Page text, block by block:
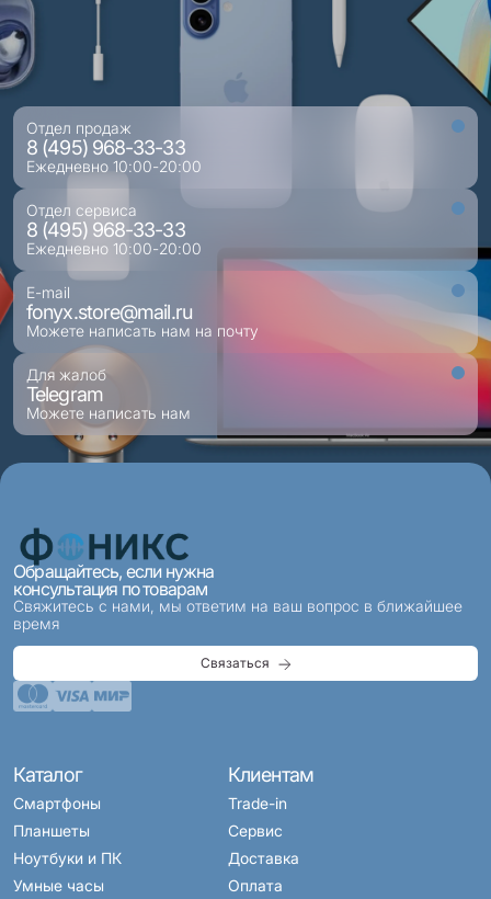
Отдел продаж
8 (495) 968-33-33
Ежедневно 10:00-20:00
Отдел сервиса
8 (495) 968-33-33
Ежедневно 10:00-20:00
E-mail
fonyx.store@mail.ru
Можете написать нам на почту
Для жалоб
Telegram
Можете написать нам
Обращайтесь, если нужна
консультация по товарам
Свяжитесь с нами, мы ответим на ваш вопрос в ближайшее
время
Связаться
Каталог
Смартфоны
Планшеты
Ноутбуки и ПК
Умные часы
Клиентам
Trade-in
Сервис
Доставка
Оплата